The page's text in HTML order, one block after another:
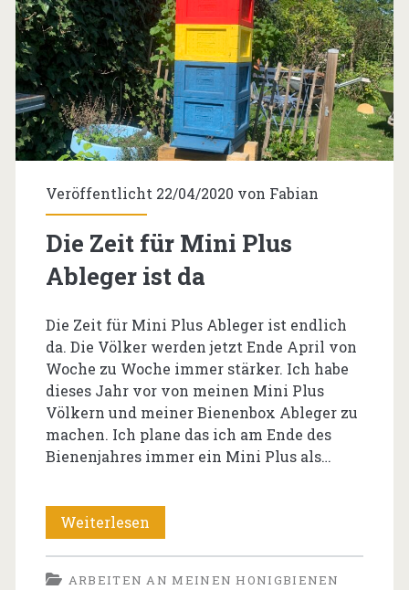
Veröffentlicht 22/04/2020 von Fabian
Die Zeit für Mini Plus
Ableger ist da
Die Zeit für Mini Plus Ableger ist endlich
da. Die Völker werden jetzt Ende April von
Woche zu Woche immer stärker. Ich habe
dieses Jahr vor von meinen Mini Plus
Völkern und meiner Bienenbox Ableger zu
machen. Ich plane das ich am Ende des
Bienenjahres immer ein Mini Plus als…
Weiterlesen
Zeit
ARBEITEN AN MEINEN HONIGBIENEN